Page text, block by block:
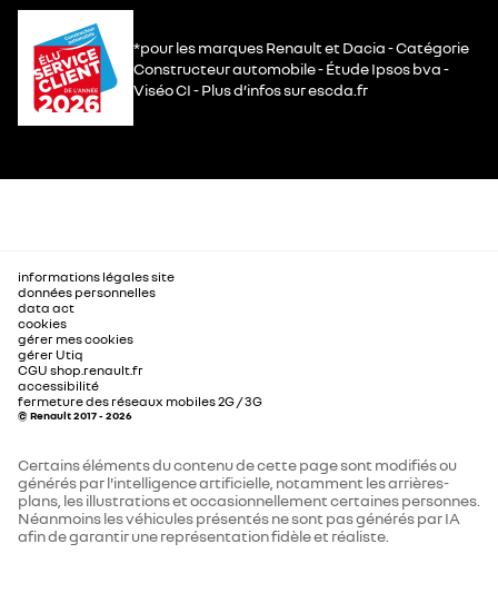
*pour les marques Renault et Dacia - Catégorie
Constructeur automobile - Étude Ipsos bva -
Viséo CI - Plus d’infos sur escda.fr
informations légales site
données personnelles
data act
cookies
gérer mes cookies
gérer Utiq
CGU shop.renault.fr
accessibilité
fermeture des réseaux mobiles 2G / 3G
© Renault 2017 - 2026
Certains éléments du contenu de cette page sont modifiés ou
générés par l'intelligence artificielle, notamment les arrières-
plans, les illustrations et occasionnellement certaines personnes.
Néanmoins les véhicules présentés ne sont pas générés par IA
afin de garantir une représentation fidèle et réaliste.